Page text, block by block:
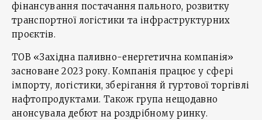
фінансування постачання пального, розвитку
транспортної логістики та інфраструктурних
проєктів.
ТОВ «Західна паливно-енергетична компанія»
засноване 2023 року. Компанія працює у сфері
імпорту, логістики, зберігання й гуртової торгівлі
нафтопродуктами. Також група нещодавно
анонсувала дебют на роздрібному ринку.